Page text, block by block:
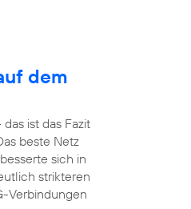
dem
ist das Fazit
beste Netz
sich in
strikteren
Verbindungen